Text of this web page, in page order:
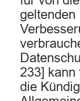
geltenden
233]
die